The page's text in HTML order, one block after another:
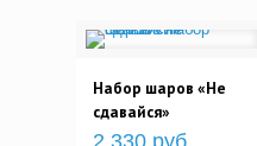
Набор шаров «Не
сдавайся»
2,330 руб.